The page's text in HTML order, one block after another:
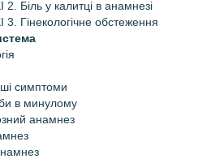
Біль у калитці в анамнезі
Гінекологічне обстеження
симптоми
в минулому
анамнез